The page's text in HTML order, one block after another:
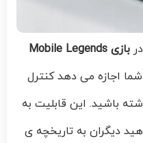
بازی Mobile Legends
اجازه می‌ دهد کنترل
باشید. این قابلیت به
دیگران به تاریخچه‌ ی